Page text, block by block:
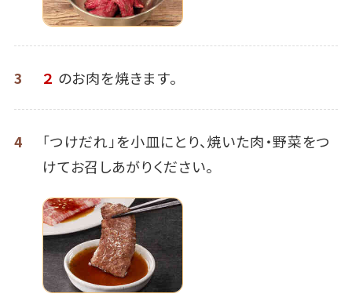
3 ２ のお肉を焼きます。
4
「つけだれ」を小皿にとり、焼いた肉・野菜をつ
けてお召しあがりください。